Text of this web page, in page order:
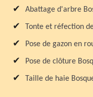
Abattage d'arbre
Tonte et réfection
Pose de gazon en
Pose de clôture
Taille de haie